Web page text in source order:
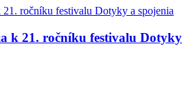
k 21. ročníku festivalu Dotyky